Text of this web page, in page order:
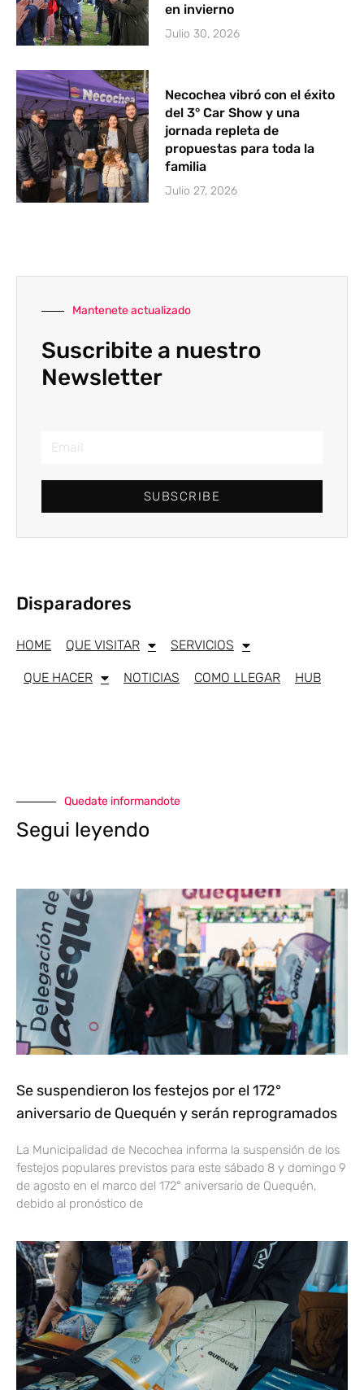
en invierno
Julio 30, 2026
Necochea vibró con el éxito
del 3° Car Show y una
jornada repleta de
propuestas para toda la
familia
Julio 27, 2026
Mantenete actualizado
Suscribite a nuestro
Newsletter
SUBSCRIBE
Disparadores
HOME QUE VISITAR SERVICIOS
QUE HACER NOTICIAS COMO LLEGAR HUB
Quedate informandote
Segui leyendo
Se suspendieron los festejos por el 172°
aniversario de Quequén y serán reprogramados
La Municipalidad de Necochea informa la suspensión de los
festejos populares previstos para este sábado 8 y domingo 9
de agosto en el marco del 172° aniversario de Quequén,
debido al pronóstico de